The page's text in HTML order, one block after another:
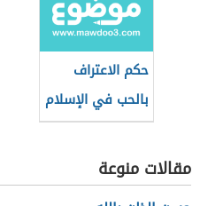
حكم الاعتراف
بالحب في الإسلام
مقالات منوعة